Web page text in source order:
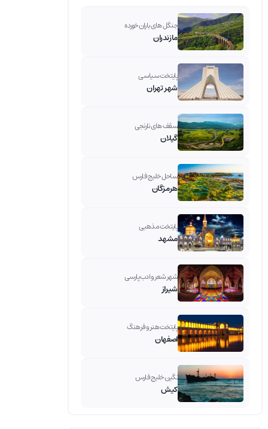
جنگل های باران خورده
مازندران
پایتخت سیاسی
شهر تهران
سقف های نارنجی
گیلان
ساحل خلیج فارس
هرمزگان
پایتخت مذهبی
مشهد
شهر شعر و ادب پارسی
شیراز
پایتخت هنر و فرهنگ
اصفهان
نگین خلیج فارس
کیش